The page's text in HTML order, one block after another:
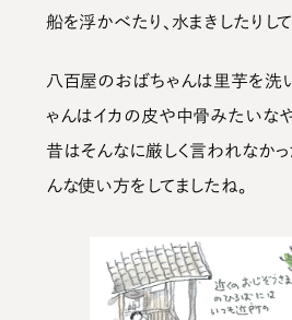
船を浮かべたり、水まきしたりし
八百屋のおばちゃんは里芋を洗
ゃんはイカの皮や中骨みたいなや
昔はそんなに厳しく言われなかっ
んな使い方をしてましたね。